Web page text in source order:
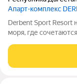
Апарт-комплекс
Derbent Sport Resort недвижимость на берегу Каспийского
моря, где
учитывают все